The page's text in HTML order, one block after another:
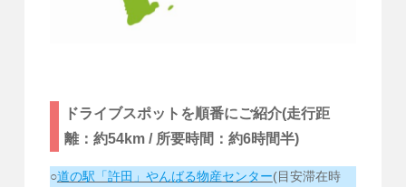
ドライブスポットを順番にご紹介(走行距
離：約54km / 所要時間：約6時間半)
○道の駅「許田」やんばる物産センター(目安滞在時